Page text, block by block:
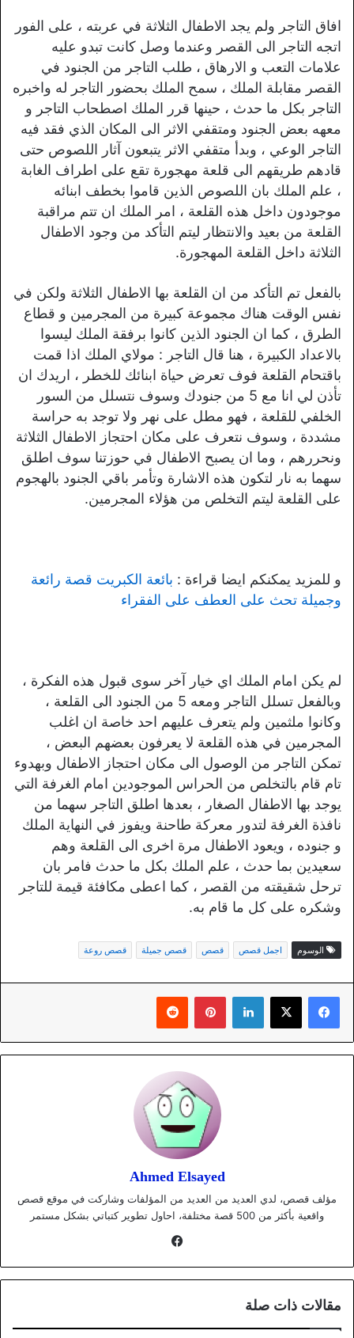
افاق التاجر ولم يجد الاطفال الثلاثة في عربته ، على الفور
اتجه التاجر الى القصر وعندما وصل كانت تبدو عليه
علامات التعب و الارهاق ، طلب التاجر من الجنود في
القصر مقابلة الملك ، سمح الملك بحضور التاجر له واخبره
التاجر بكل ما حدث ، حينها قرر الملك اصطحاب التاجر و
معهه بعض الجنود ومتقفي الاثر الى المكان الذي فقد فيه
التاجر الوعي ، وبدأ متقفي الاثر يتبعون آثار اللصوص حتى
قادهم طريقهم الى قلعة مهجورة تقع على اطراف الغابة
، علم الملك بان اللصوص الذين قاموا بخطف ابنائه
موجودون داخل هذه القلعة ، امر الملك ان تتم مراقبة
القلعة من بعيد والانتظار ليتم التأكد من وجود الاطفال
الثلاثة داخل القلعة المهجورة.
بالفعل تم التأكد من ان القلعة بها الاطفال الثلاثة ولكن في
نفس الوقت هناك مجموعة كبيرة من المجرمين و قطاع
الطرق ، كما ان الجنود الذين كانوا برفقة الملك ليسوا
بالاعداد الكبيرة ، هنا قال التاجر : مولاي الملك اذا قمت
باقتحام القلعة فوف تعرض حياة ابنائك للخطر ، اريدك ان
تأذن لي انا مع 5 من جنودك وسوف نتسلل من السور
الخلفي للقلعة ، فهو مطل على نهر ولا توجد به حراسة
مشددة ، وسوف نتعرف على مكان احتجاز الاطفال الثلاثة
ونحررهم ، وما ان يصبح الاطفال في حوزتنا سوف اطلق
سهما به نار لتكون هذه الاشارة وتأمر باقي الجنود بالهجوم
على القلعة ليتم التخلص من هؤلاء المجرمين.
و للمزيد يمكنكم ايضا قراءة : بائعة الكبريت قصة رائعة
وجميلة تحث على العطف على الفقراء
لم يكن امام الملك اي خيار آخر سوى قبول هذه الفكرة ،
وبالفعل تسلل التاجر ومعه 5 من الجنود الى القلعة ،
وكانوا ملثمين ولم يتعرف عليهم احد خاصة ان اغلب
المجرمين في هذه القلعة لا يعرفون بعضهم البعض ،
تمكن التاجر من الوصول الى مكان احتجاز الاطفال وبهدوء
تام قام بالتخلص من الحراس الموجودين امام الغرفة التي
يوجد بها الاطفال الصغار ، بعدها اطلق التاجر سهما من
نافذة الغرفة لتدور معركة طاحنة ويفوز في النهاية الملك
و جنوده ، ويعود الاطفال مرة اخرى الى القلعة وهم
سعيدين بما حدث ، علم الملك بكل ما حدث فامر بان
ترحل شقيقته من القصر ، كما اعطى مكافئة قيمة للتاجر
وشكره على كل ما قام به.
الوسوم اجمل قصص قصص قصص جميلة قصص روعة
لينكدإن بينتيريست
Ahmed Elsayed
مؤلف قصص، لدي العديد من العديد من المؤلفات وشاركت في موقع قصص
واقعية بأكثر من 500 قصة مختلفة، احاول تطوير كتباتي بشكل مستمر
مقالات ذات صلة